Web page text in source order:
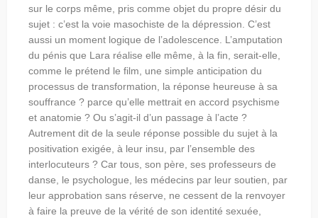
sur le corps même, pris comme objet du propre désir du
sujet : c’est la voie masochiste de la dépression. C’est
aussi un moment logique de l’adolescence.
L’amputation
du pénis que Lara réalise elle même, à la fin, serait-elle,
comme le prétend le film, une simple anticipation du
processus de transformation, la réponse heureuse à sa
souffrance ? parce qu’elle mettrait en accord psychisme
et anatomie ? Ou s’agit-il d’un passage à l’acte ?
Autrement dit de la seule réponse possible du sujet à la
positivation exigée, à leur insu, par l’ensemble des
interlocuteurs ? Car tous, son père, ses professeurs de
danse, le psychologue, les médecins par leur soutien, par
leur approbation sans réserve, ne cessent de la renvoyer
à faire la preuve de la vérité de son identité sexuée,